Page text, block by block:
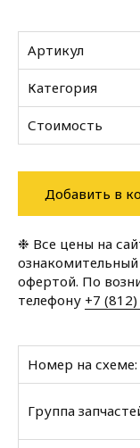
Артикул
Категория
Стоимость
Добавить в
❉ Все цены на
офертой. По
телефону +7
Номер на схеме:
Группа